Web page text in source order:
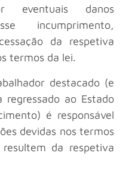
eventuais danos
incumprimento,
da respetiva
termos da lei.
destacado (e
ao Estado
é responsável
devidas nos termos
da respetiva